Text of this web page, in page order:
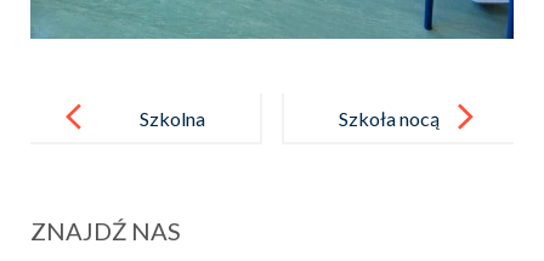
navigation
Szkolna
Szkoła nocą
ZNAJDŹ NAS